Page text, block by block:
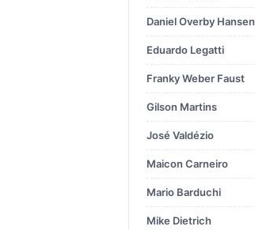
2022
2021
2020
2019
2018
Daniel Overby Hansen
Eduardo Legatti
Franky Weber Faust
Gilson Martins
José Valdézio
Maicon Carneiro
Mario Barduchi
Mike Dietrich